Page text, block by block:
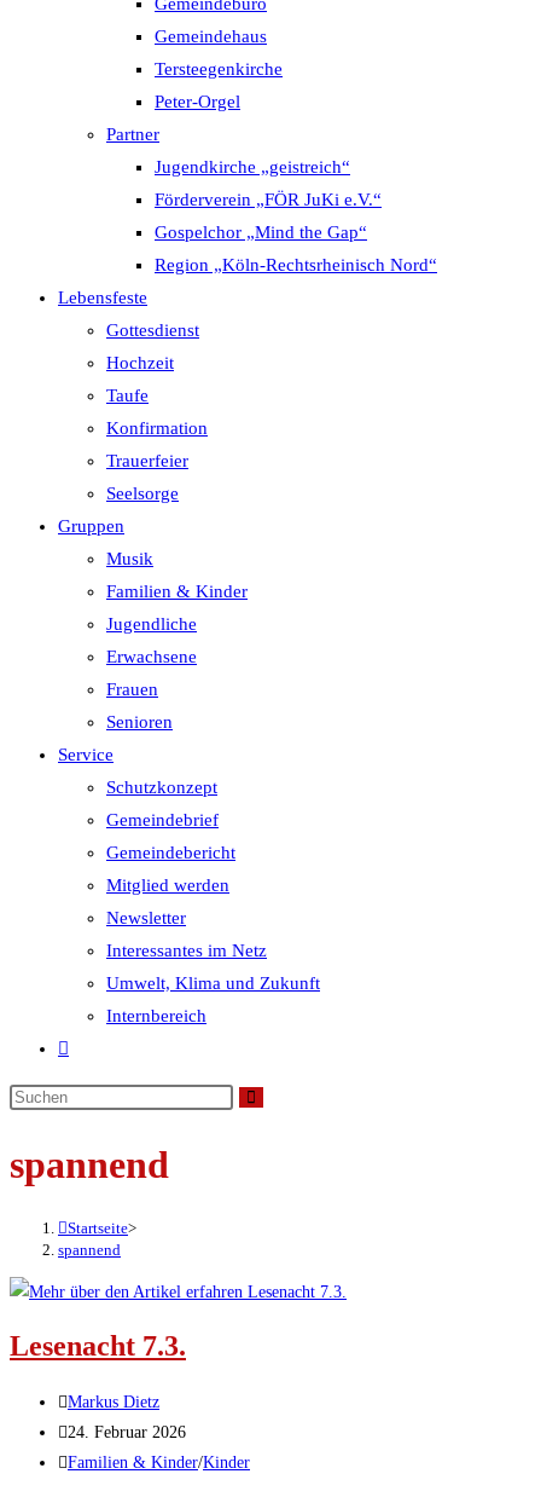
Gemeindehaus
Tersteegenkirche
Peter-Orgel
Partner
Jugendkirche „geistreich“
Förderverein „FÖR JuKi e.V.“
Gospelchor „Mind the Gap“
Region „Köln-Rechtsrheinisch Nord“
Lebensfeste
Gottesdienst
Hochzeit
Taufe
Konfirmation
Trauerfeier
Seelsorge
Gruppen
Musik
Familien & Kinder
Jugendliche
Erwachsene
Frauen
Senioren
Service
Schutzkonzept
Gemeindebrief
Gemeindebericht
Mitglied werden
Newsletter
Interessantes im Netz
Umwelt, Klima und Zukunft
Internbereich
Website-
umschalten
spannend
Startseite>
spannend
Lesenacht 7.3.
Beitrags-
Autor:
Markus Dietz
Beitrag
veröffentlicht:
24. Februar 2026
Beitrags-
Familien & Kinder/Kinder